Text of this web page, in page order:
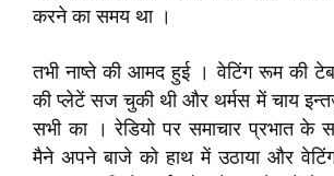
करने का समय था ।
तभी नाष्ते की आमद हुई । वेटिंग रूम की
की प्लेटें सज चुकी थी और थर्मस में चाय
सभी का । रेडियो पर समाचार प्रभात के
मैने अपने बाजे को हाथ में उठाया और